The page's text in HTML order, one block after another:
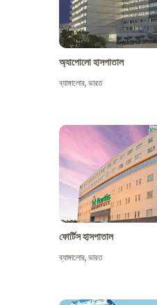
অ্যাপোলো হাসপাতাল
ব্যাঙ্গালোর,ভারত
ফোর্টিস হাসপাতাল
ব্যাঙ্গালোর,ভারত